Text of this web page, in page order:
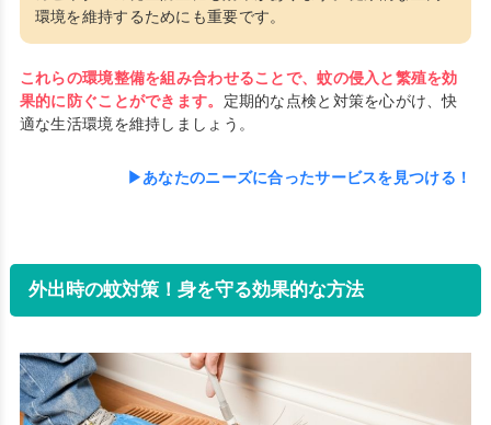
環境を維持するためにも重要です。
これらの環境整備を組み合わせることで、蚊の侵入と繁殖を効
果的に防ぐことができます。 定期的な点検と対策を心がけ、快
適な生活環境を維持しましょう。
▶あなたのニーズに合ったサービスを見つける！
外出時の蚊対策！身を守る効果的な方法